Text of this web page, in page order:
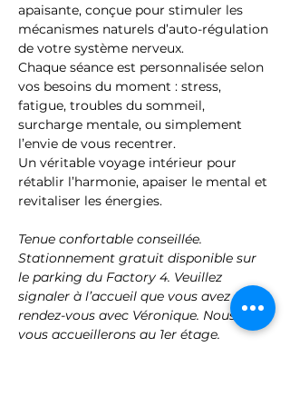
apaisante, conçue pour stimuler les
mécanismes naturels d’auto-régulation
de votre système nerveux.
Chaque séance est personnalisée selon
vos besoins du moment : stress,
fatigue, troubles du sommeil,
surcharge mentale, ou simplement
l’envie de vous recentrer.
Un véritable voyage intérieur pour
rétablir l’harmonie, apaiser le mental et
revitaliser les énergies.
Tenue confortable conseillée.
Stationnement gratuit disponible sur
le parking du Factory 4. Veuillez
signaler à l’accueil que vous avez
rendez-vous avec Véronique. Nous
vous accueillerons au 1er étage.